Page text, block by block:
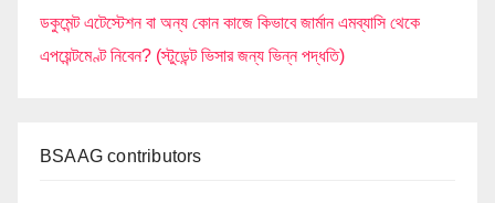
ডকুমেন্ট এটেস্টেশন বা অন্য কোন কাজে কিভাবে জার্মান এমব্যাসি থেকে
এপয়েন্টমেণ্ট নিবেন? (স্টুডেন্ট ভিসার জন্য ভিন্ন পদ্ধতি)
BSAAG contributors